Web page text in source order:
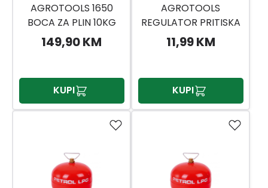
AGROTOOLS 1650
BOCA ZA PLIN 10KG
149,90 KM
KUPI
AGROTOOLS
REGULATOR PRITISKA
ZA
PLIN,PODEŠAVAJUĆI
11,99 KM
KUPI